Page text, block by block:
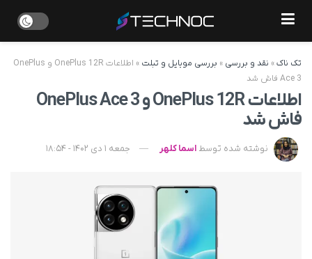
تک ناک» نقد و بررسی » بررسی موبایل و تبلت »
اطلاعات OnePlus 12R و OnePlus
Ace 3 فاش شد
اطلاعات OnePlus 12R و OnePlus Ace 3
فاش شد
نوشته شده توسط اسما کلهر جمعه 1 دی 1402 - 18:54